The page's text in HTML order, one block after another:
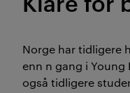
Norge har tidligere
enn n gang i Young
også tidligere